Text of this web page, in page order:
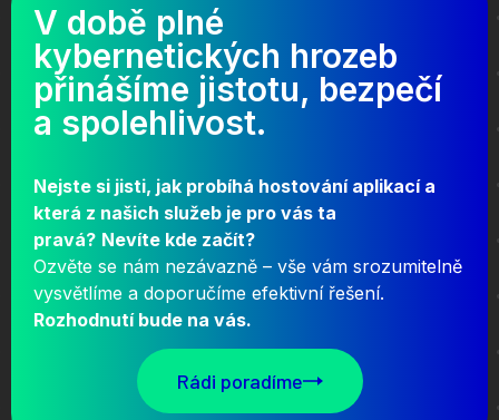
V době plné
kybernetických hrozeb
přinášíme jistotu, bezpečí
a spolehlivost.
Nejste si jisti, jak probíhá hostování aplikací a
která z našich služeb je pro vás ta
pravá? Nevíte kde začít?
Ozvěte se nám nezávazně – vše vám srozumitelně
vysvětlíme a doporučíme efektivní řešení.
Rozhodnutí bude na vás.
Rádi poradíme